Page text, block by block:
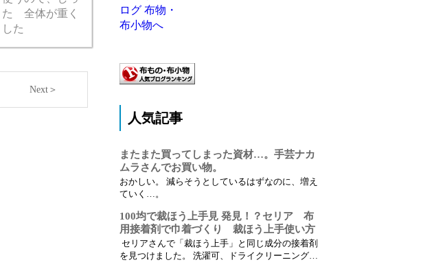
た 全体が重く
た
Next＞
人気記事
またまた買ってしまった資材…。手芸ナカ
ムラさんでお買い物。
おかしい。 減らそうとしているはずなのに、増え
ていく…。
100均で裁ほう上手見 発見！？セリア 布
用接着剤で巾着づくり 裁ほう上手使い方
セリアさんで「裁ほう上手」と同じ成分の接着剤
を見つけました。 洗濯可、ドライクリーニング